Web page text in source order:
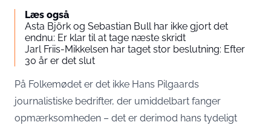
Læs også
Asta Björk og Sebastian Bull har ikke gjort det
endnu: Er klar til at tage næste skridt
Jarl Friis-Mikkelsen har taget stor beslutning: Efter
30 år er det slut
På Folkemødet er det ikke Hans Pilgaards
journalistiske bedrifter, der umiddelbart fanger
opmærksomheden – det er derimod hans tydeligt